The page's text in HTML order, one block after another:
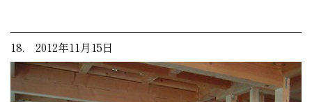
18. 2012年11月15日